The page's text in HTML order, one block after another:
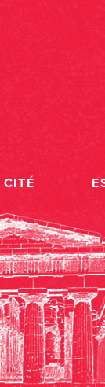
CITÉ